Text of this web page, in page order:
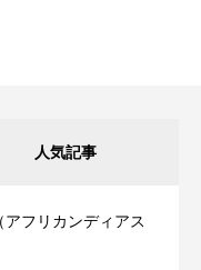
人気記事
アフリカンディアス